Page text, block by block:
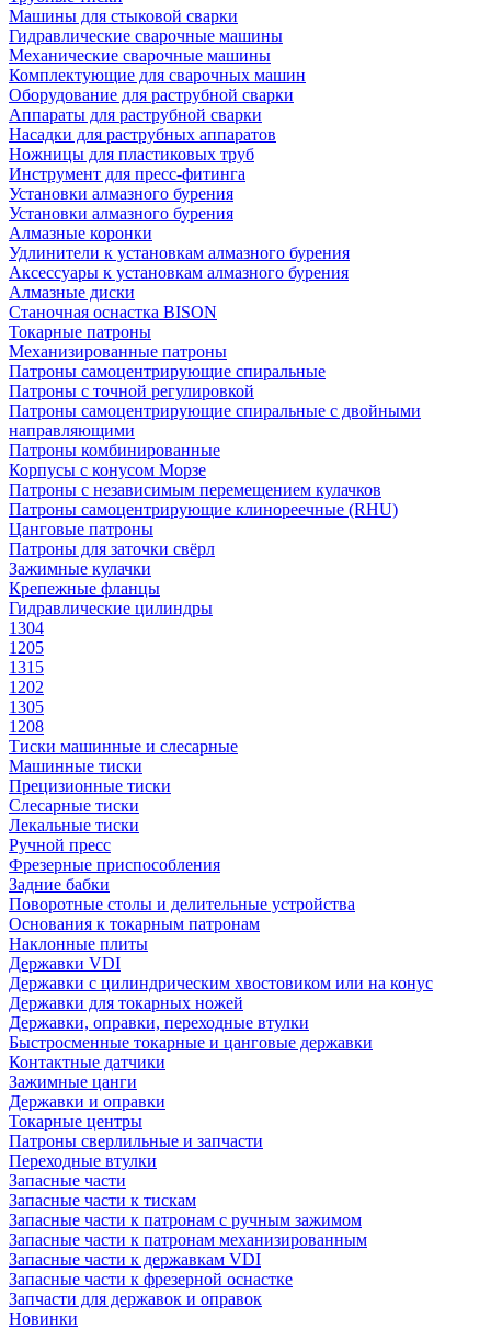
Машины для стыковой сварки
Гидравлические сварочные машины
Механические сварочные машины
Комплектующие для сварочных машин
Оборудование для раструбной сварки
Аппараты для раструбной сварки
Насадки для раструбных аппаратов
Ножницы для пластиковых труб
Инструмент для пресс-фитинга
Установки алмазного бурения
Установки алмазного бурения
Алмазные коронки
Удлинители к установкам алмазного бурения
Аксессуары к установкам алмазного бурения
Алмазные диски
Станочная оснастка BISON
Токарные патроны
Механизированные патроны
Патроны самоцентрирующие спиральные
Патроны с точной регулировкой
Патроны самоцентрирующие спиральные с двойными
направляющими
Патроны комбинированные
Корпусы с конусом Морзе
Патроны с независимым перемещением кулачков
Патроны самоцентрирующие клинореечные (RHU)
Цанговые патроны
Патроны для заточки свёрл
Зажимные кулачки
Крепежные фланцы
Гидравлические цилиндры
1304
1205
1315
1202
1305
1208
Тиски машинные и слесарные
Машинные тиски
Прецизионные тиски
Слесарные тиски
Лекальные тиски
Ручной пресс
Фрезерные приспособления
Задние бабки
Поворотные столы и делительные устройства
Основания к токарным патронам
Наклонные плиты
Державки VDI
Державки с цилиндрическим хвостовиком или на конус
Державки для токарных ножей
Державки, оправки, переходные втулки
Быстросменные токарные и цанговые державки
Контактные датчики
Зажимные цанги
Державки и оправки
Токарные центры
Патроны сверлильные и запчасти
Переходные втулки
Запасные части
Запасные части к тискам
Запасные части к патронам с ручным зажимом
Запасные части к патронам механизированным
Запасные части к державкам VDI
Запасные части к фрезерной оснастке
Запчасти для державок и оправок
Новинки